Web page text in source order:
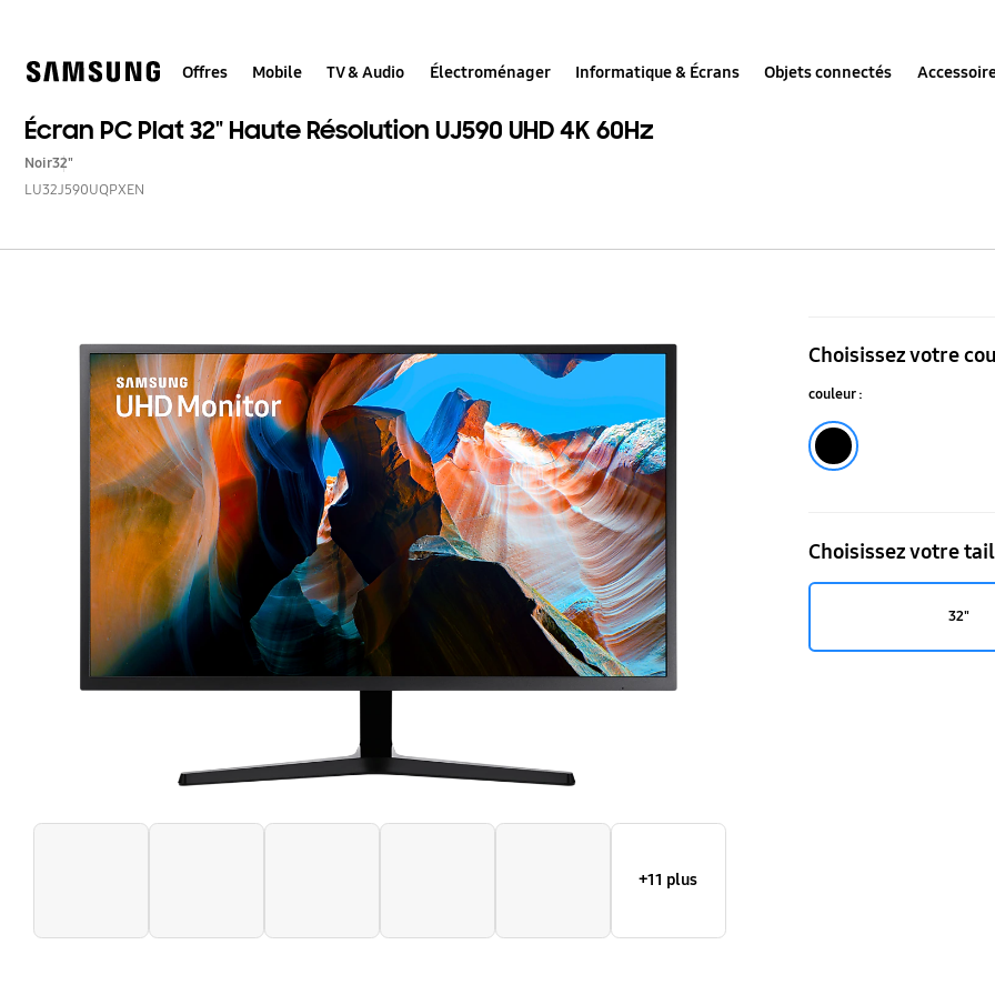
Offres Mobile TV & Audio Électroménager Informatique & Écrans Objets connectés
Écran PC Plat 32" Haute Résolution UJ590 UHD 4K 60Hz
Noir32"
LU32J590UQPXEN
Plat
32"
Haute
UHD
60Hz
+11 plus
Choisissez votre
couleur :
Choisissez votre
32"